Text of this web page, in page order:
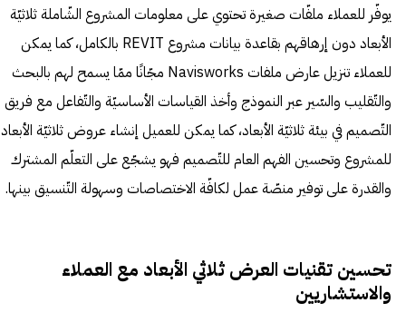
يوفّر للعملاء ملفّات صغيرة تحتوي على معلومات المشروع الشّاملة ثلاثيّة
الأبعاد دون إرهاقهم بقاعدة بيانات مشروع REVIT بالكامل، كما يمكن
للعملاء تنزيل عارض ملفات Navisworks مجّانًا ممّا يسمح لهم بالبحث
والتّقليب والسّير عبر النموذج وأخذ القياسات الأساسيّة والتّفاعل مع فريق
التّصميم في بيئة ثلاثيّة الأبعاد، كما يمكن للعميل إنشاء عروض ثلاثيّة الأبعاد
للمشروع وتحسين الفهم العام للتّصميم فهو يشجّع على التعلّم المشترك
والقدرة على توفير منصّة عمل لكافّة الاختصاصات وسهولة التّنسيق بينها.
تحسين تقنيات العرض ثلاثي الأبعاد مع العملاء
والاستشاريين